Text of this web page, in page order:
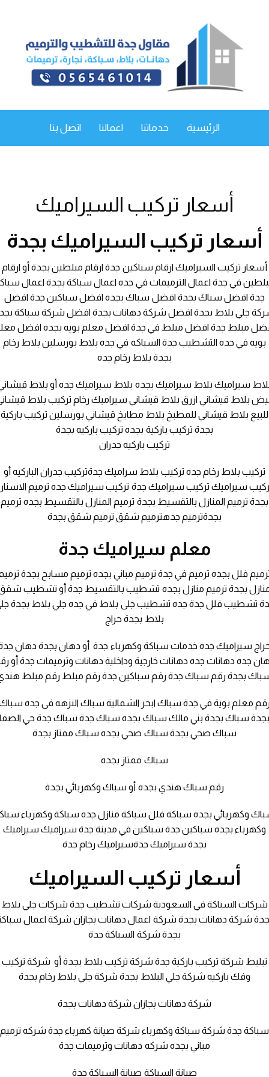
الرئيسية خدماتنا اعمالنا اتصل بنا
أسعار تركيب السيراميك
أسعار تركيب السيراميك بجدة
أسعار تركيب السيراميك ارقام سباكين جدة ارقام مبلطين بجدة أو ارقام
في جدة اعمال الترميمات في جده اعمال سباكة بجدة اعمال
جدة افضل سباك بجدة افضل سباك بجده افضل سباكين جدة افضل
جلي بلاط بجدة افضل شركة دهانات بجدة افضل شركة سباكة
مبلط جدة افضل مبلط في جدة افضل معلم بويه بجده افضل
بويه في جده التشطيب جدة السباكه في جده بلاط بورسلين بلاط رخام
بجدة بلاط رخام جده
سيراميك بلاط سيراميك بجده بلاط سيراميك جده أو بلاط
بلاط قيشاني ازرق بلاط قيشاني سيراميك رخام تركيب بلاط
للبيع بلاط قيشاني للمطبخ بلاط مطابخ قيشاني بورسلين تركيب باركية
بجدة تركيب باركية بجده تركيب باركيه بجدة
تركيب باركيه جدران
تركيب بلاط رخام جده تركيب بلاط سراميك جدةتركيب جدران الباركيه أو
سيراميك تركيب سيراميك جدة تركيب سيراميك جده ترميم
بجدة ترميم المنازل بالتقسيط بجدة ترميم المنازل بالتقسيط بجده ترميم
بجدةترميم جدهترميم شقق ترميم شقق بجدة
معلم سيراميك جدة
فلل بجده ترميم في جدة ترميم مباني بجده ترميم مسابح بجدة
بجدة ترميم منازل بجده تشطيب بالتقسيط جدة أو تشطيب
تشطيب فلل جدة جده تشطيب جلى بلاط في جده جلي بلاط بجدة
بلاط بجدة حراج
سيراميك جده خدمات سباكة وكهرباء جدة أو دهان بجدة دهان
جده دهانات جده دهانات خارجية وداخلية دهانات وترميمات جدة أو
بجدة رقم سباك جدة رقم سباكين جدة رقم مبلط رقم مبلط
معلم بوية في جدة سباك ابحر الشمالية سباك النزهه فى جده
بجدة سباك بجدة بني مالك سباك بجده سباك جدة سباك جدة حي الصفا
سباك صحي بجدة سباك صحي بجده سباك ممتاز بجدة
سباك ممتاز بجده
رقم سباك هندي بجده أو سباك وكهربائي بجدة
وكهربائي بجده سباكة فلل سباكة منازل جده سباكة وكهرباء
وكهرباء بجده سباكين جدة سباكين في مدينة جدة سيراميك سيراميك
بجدة سيراميك جدةسيراميك رخام جدة
أسعار تركيب السيراميك
شركات السباكة في السعودية شركات تشطيب جدة شركات جلي بلاط
شركة دهانات بجدة شركة اعمال دهانات بجازان شركة اعمال
بجدة شركة السباكة جدة
تبليط شركة تركيب باركية جدة شركة تركيب بلاط بجدة أو شركة تركيب
وفك باركيه شركة جلي البلاط بجدة شركة جلي بلاط رخام بجدة
شركة دهانات بجازان شركة دهانات بجدة
سباكة جدة شركة سباكة وكهرباء شركة صيانة كهرباء جدة شركه ترميم
مباني بجده شركه دهانات وترميمات جدة
صيانة السباكة صيانة السباكة جدة